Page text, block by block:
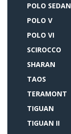
POLO SEDAN
POLO V
POLO VI
SCIROCCO
SHARAN
TAOS
TERAMONT
TIGUAN
TIGUAN II